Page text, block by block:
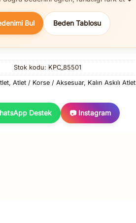
Bul Beden Tablosu
Stok kodu: KPC_85501
, Atlet / Korse / Aksesuar, Kalın Askılı Atlet
Destek 📷 Instagram